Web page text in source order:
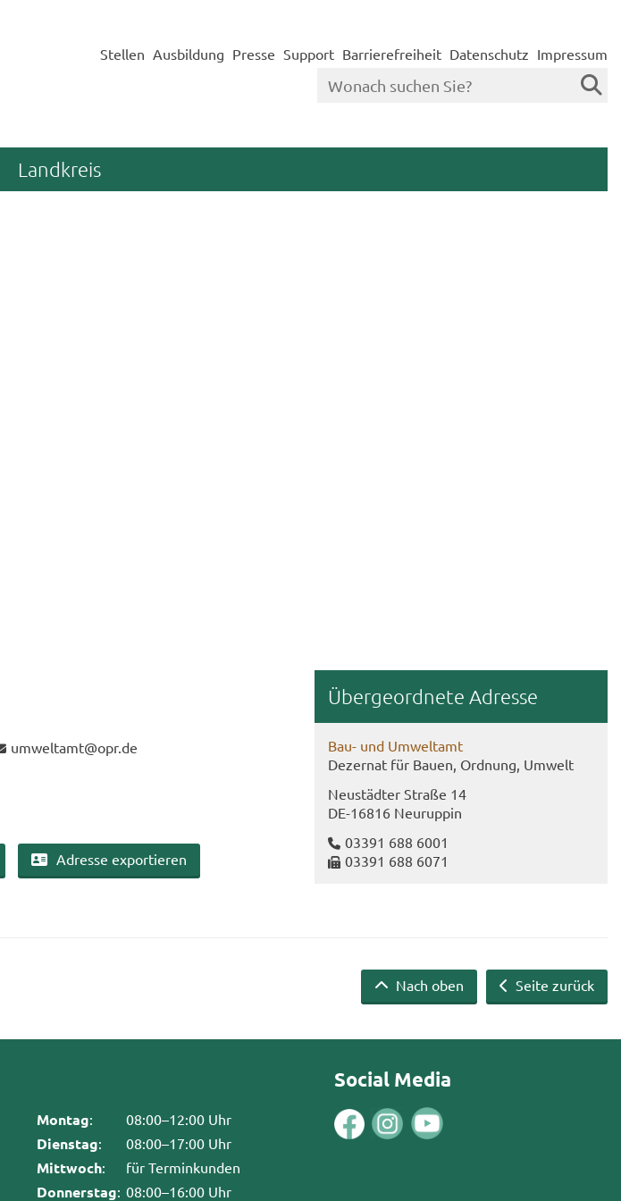
Stellen Ausbildung Presse Support Barrierefreiheit Datenschutz Impressum
Landkreis
um­welt­amt@opr.de
Adres­se ex­por­tie­ren
Über­ge­ord­ne­te Adres­se
Bau- und Um­welt­amt
De­zer­nat für Bauen, Ord­nung, Um­welt
Neu­städ­ter Stra­ße 14
DE-​16816 Neu­rup­pin
03391 688 6001
03391 688 6071
Seite zurück
Nach oben
Montag: 08:00–12:00 Uhr
Dienstag: 08:00–17:00 Uhr
Mittwoch: für Terminkunden
Donnerstag: 08:00–16:00 Uhr
Social Media